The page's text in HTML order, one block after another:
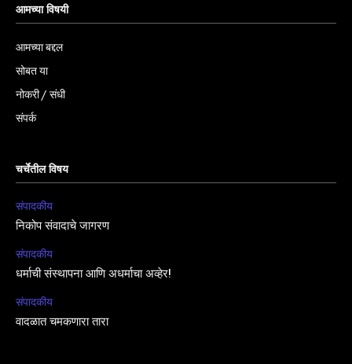
आमच्या विषयी
आमच्या बद्दल
सोबत या
नोकरी / संधी
संपर्क
चर्चेतील विषय
संपादकीय
निकोप संवादाचे जागरण
संपादकीय
धर्माची संस्थापना आणि अधर्माचा अव्हेर!
संपादकीय
वादळात चमकणारा तारा